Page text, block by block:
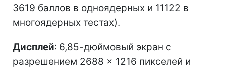
3619 баллов в одноядерных и 11122 в
многоядерных тестах).
Дисплей: 6,85-дюймовый экран с
разрешением 2688 × 1216 пикселей и